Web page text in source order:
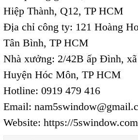
Hiệp Thành, Q12, TP HCM
Địa chỉ công ty: 121 Hoàng
Tân Bình, TP HCM
Nhà xưởng: 2/42B ấp Đình,
Huyện Hóc Môn, TP HCM
Hotline: 0919 479 416
Email:
Website: https://